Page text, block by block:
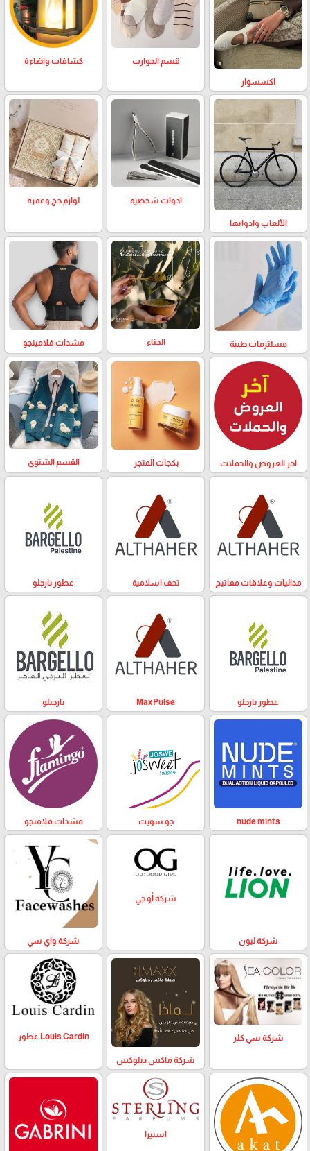
اكسسوار
قسم الجوارب كشافات واضاءة
الألعاب وادواتها
ادوات شخصية لوازم حج وعمرة
مسلتزمات طبية الحناء مشدات فلامينجو
اخر العروض والحملات بكجات المتجر القسم الشتوي
مداليات وعلاقات مفاتيح تحف اسلامية عطور بارجلو
عطور بارجلو MaxPulse بارجيلو
nude mints جو سويت مشدات فلامنجو
شركة ليون
شركة أو جي
شركة واي سي
شركة سي كلر
شركة ماكس ديلوكس
Louis Cardin عطور
استيرا